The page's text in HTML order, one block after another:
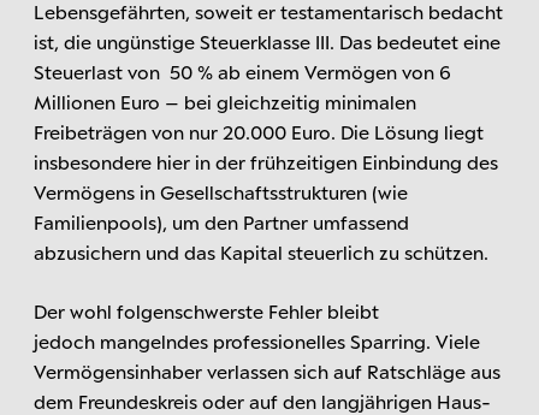
Lebensgefährten, soweit er testamentarisch bedacht
ist, die ungünstige Steuerklasse III. Das bedeutet eine
Steuerlast von 50 % ab einem Vermögen von 6
Millionen Euro – bei gleichzeitig minimalen
Freibeträgen von nur 20.000 Euro. Die Lösung liegt
insbesondere hier in der frühzeitigen Einbindung des
Vermögens in Gesellschaftsstrukturen (wie
Familienpools), um den Partner umfassend
abzusichern und das Kapital steuerlich zu schützen.
Der wohl folgenschwerste Fehler bleibt
jedoch mangelndes professionelles Sparring. Viele
Vermögensinhaber verlassen sich auf Ratschläge aus
dem Freundeskreis oder auf den langjährigen Haus-